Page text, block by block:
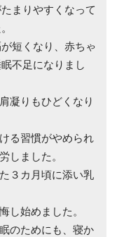
まりやすくなって
短くなり、赤ちゃ
不足になりまし
凝りもひどくなり
る習慣がやめられ
しました。
３カ月頃に添い乳
し始めました。
のためにも、寝か